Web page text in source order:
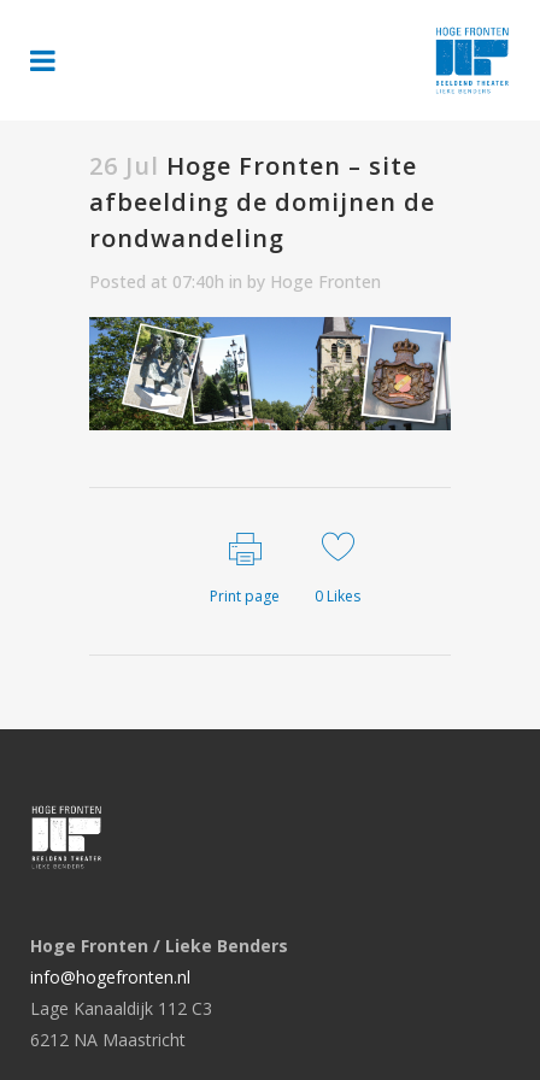
26 Jul Hoge Fronten – site
afbeelding de domijnen de
rondwandeling
Posted at 07:40h in by Hoge Fronten
Print page 0Likes
Hoge Fronten / Lieke Benders
info@hogefronten.nl
Lage Kanaaldijk 112 C3
6212 NA Maastricht